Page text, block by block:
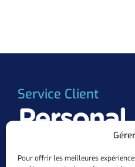
Pour offrir les meilleures
Service Client